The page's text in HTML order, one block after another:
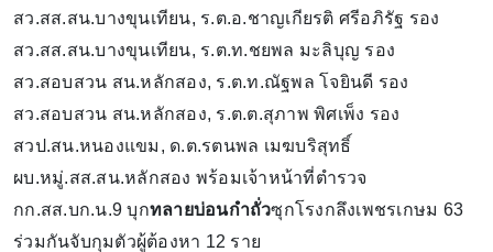
สว.สส.สน.บางขุนเทียน, ร.ต.อ.ชาญเกียรติ ศรีอภิรัฐ รอง
สว.สส.สน.บางขุนเทียน, ร.ต.ท.ชยพล มะลิบุญ รอง
สว.สอบสวน สน.หลักสอง, ร.ต.ท.ณัฐพล โจยินดี รอง
สว.สอบสวน สน.หลักสอง, ร.ต.ต.สุภาพ พิศเพ็ง รอง
สวป.สน.หนองแขม, ด.ต.รตนพล เมฆบริสุทธิ์
ผบ.หมู่.สส.สน.หลักสอง พร้อมเจ้าหน้าที่ตำรวจ
กก.สส.บก.น.9 บุกทลายบ่อนกำถั่วซุกโรงกลึงเพชรเกษม 63
ร่วมกันจับกุมตัวผู้ต้องหา 12 ราย